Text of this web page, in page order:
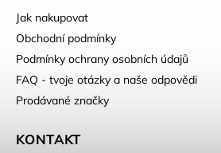
Jak nakupovat
Obchodní podmínky
Podmínky ochrany osobních údajů
FAQ - tvoje otázky a naše odpovědi
Prodávané značky
KONTAKT